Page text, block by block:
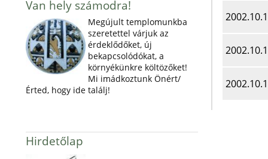
Van hely számodra!
Megújult templomunkba
szeretettel várjuk az
érdeklődőket, új
bekapcsolódókat, a
környékünkre költözőket!
Mi imádkoztunk Önért/
Érted, hogy ide találj!
Hirdetőlap